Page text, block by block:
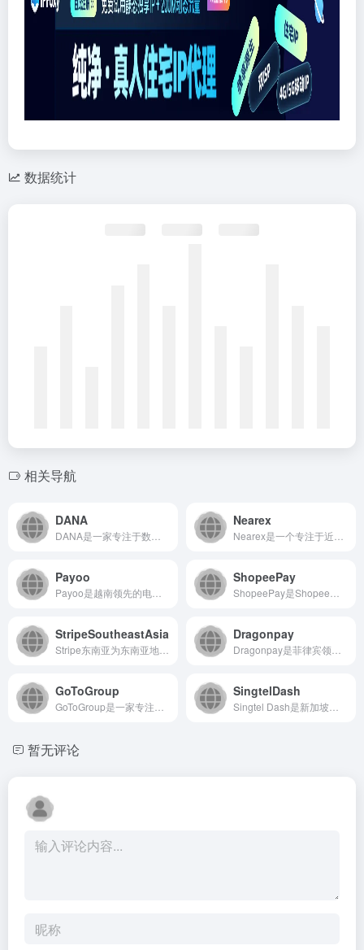
数据统计
相关导航
DANA Nearex
Payoo ShopeePay
StripeSoutheastAsia Dragonpay
GoToGroup SingtelDash
暂无评论